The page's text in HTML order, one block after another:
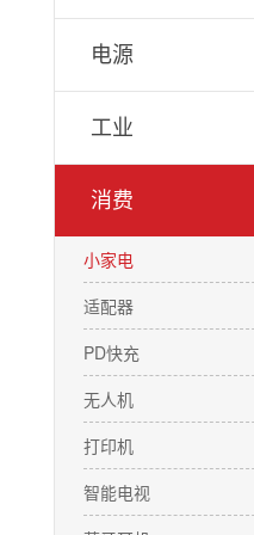
电源
工业
消费
小家电
适配器
PD快充
无人机
打印机
智能电视